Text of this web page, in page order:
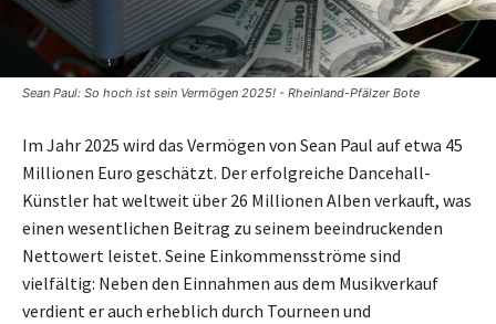
Sean Paul: So hoch ist sein Vermögen 2025! - Rheinland-Pfälzer Bote
Im Jahr 2025 wird das Vermögen von Sean Paul auf etwa 45
Millionen Euro geschätzt. Der erfolgreiche Dancehall-
Künstler hat weltweit über 26 Millionen Alben verkauft, was
einen wesentlichen Beitrag zu seinem beeindruckenden
Nettowert leistet. Seine Einkommensströme sind
vielfältig: Neben den Einnahmen aus dem Musikverkauf
verdient er auch erheblich durch Tourneen und